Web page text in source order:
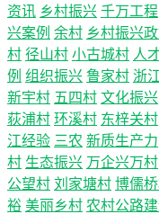
资讯 乡村振兴 千万工程
兴案例 余村 乡村振兴
村 径山村 小古城村 人
例 组织振兴 鲁家村 浙
新宇村 五四村 文化振兴
荻浦村 环溪村 东梓关村
江经验 三农 新质生产力
村 生态振兴 万企兴万村
公望村 刘家塘村 博儒
裕 美丽乡村 农村公路